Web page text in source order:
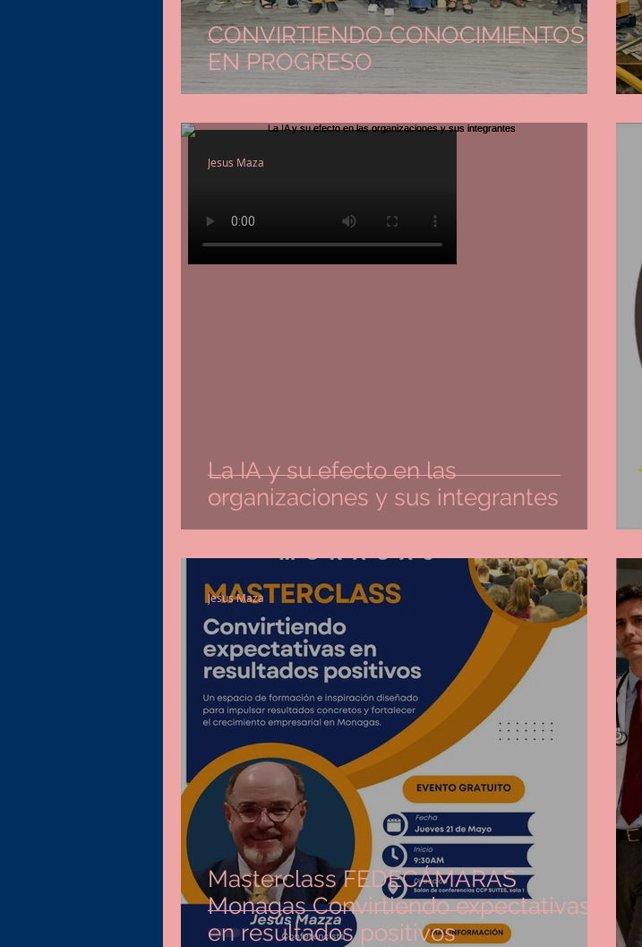
CONVIRTIENDO CONOCIMIENTOS
EN PROGRESO
La IA y su efecto en las
organizaciones y sus integrantes
Jesus Maza
Masterclass FEDECÁMARAS
Monagas Convirtiendo expectativas
en resultados positivos
Jesus Maza